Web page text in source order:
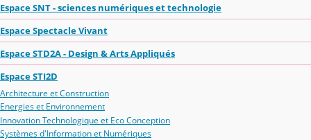
Espace SNT - sciences numériques et technologie
Espace Spectacle Vivant
Espace STD2A - Design & Arts Appliqués
Espace STI2D
Architecture et Construction
Energies et Environnement
Innovation Technologique et Eco Conception
Systèmes d'Information et Numériques